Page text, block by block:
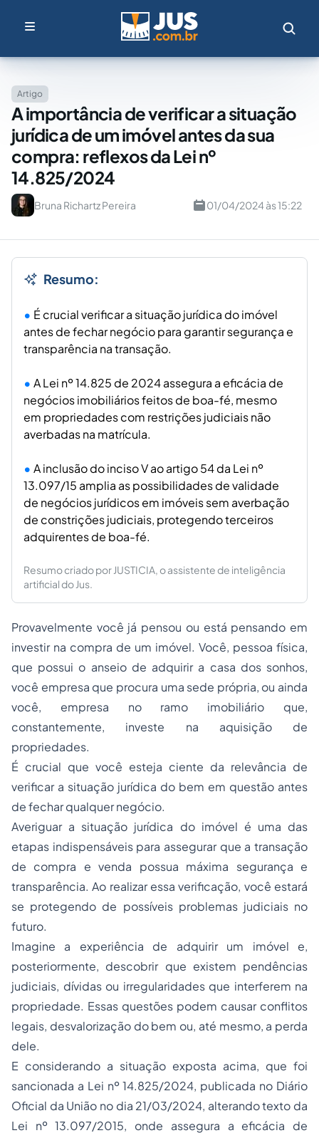
Artigo
A importância de verificar a situação
jurídica de um imóvel antes da sua
compra: reflexos da Lei nº
14.825/2024
Bruna Richartz Pereira 01/04/2024 às 15:22
Resumo:
É crucial verificar a situação jurídica do imóvel
antes de fechar negócio para garantir segurança e
transparência na transação.
A Lei nº 14.825 de 2024 assegura a eficácia de
negócios imobiliários feitos de boa-fé, mesmo
em propriedades com restrições judiciais não
averbadas na matrícula.
A inclusão do inciso V ao artigo 54 da Lei nº
13.097/15 amplia as possibilidades de validade
de negócios jurídicos em imóveis sem averbação
de constrições judiciais, protegendo terceiros
adquirentes de boa-fé.
Resumo criado por JUSTICIA, o assistente de inteligência
artificial do Jus.
Provavelmente você já pensou ou está pensando em
investir na compra de um imóvel. Você, pessoa física,
que possui o anseio de adquirir a casa dos sonhos,
você empresa que procura uma sede própria, ou ainda
você, empresa no ramo imobiliário que,
constantemente, investe na aquisição de
propriedades.
É crucial que você esteja ciente da relevância de
verificar a situação jurídica do bem em questão antes
de fechar qualquer negócio.
Averiguar a situação jurídica do imóvel é uma das
etapas indispensáveis para assegurar que a transação
de compra e venda possua máxima segurança e
transparência. Ao realizar essa verificação, você estará
se protegendo de possíveis problemas judiciais no
futuro.
Imagine a experiência de adquirir um imóvel e,
posteriormente, descobrir que existem pendências
judiciais, dívidas ou irregularidades que interferem na
propriedade. Essas questões podem causar conflitos
legais, desvalorização do bem ou, até mesmo, a perda
dele.
E considerando a situação exposta acima, que foi
sancionada a Lei nº 14.825/2024, publicada no Diário
Oficial da União no dia 21/03/2024, alterando texto da
Lei nº 13.097/2015, onde assegura a eficácia de